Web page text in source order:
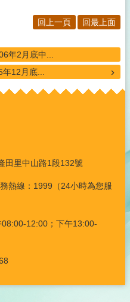
回上一頁 回最上面
年2月底中...
年12月底...
田里中山路1段132號
熱線：1999（24小時為您服
12:00；下午13:00-